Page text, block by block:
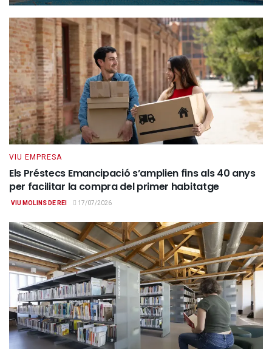
VIU EMPRESA
Els Préstecs Emancipació s’amplien fins als 40 anys
per facilitar la compra del primer habitatge
VIU MOLINS DE REI 17/07/2026